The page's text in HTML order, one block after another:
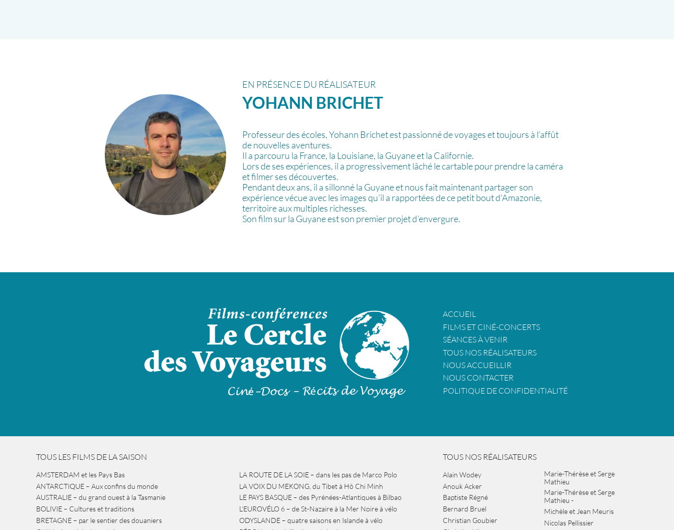
EN PRÉSENCE DU RÉALISATEUR
YOHANN BRICHET
Professeur des écoles, Yohann Brichet est passionné de voyages et toujours à l’affût
de nouvelles aventures.
Il a parcouru la France, la Louisiane, la Guyane et la Californie.
Lors de ses expériences, il a progressivement lâché le cartable pour prendre la caméra
et filmer ses découvertes.
Pendant deux ans, il a sillonné la Guyane et nous fait maintenant partager son
expérience vécue avec les images qu’il a rapportées de ce petit bout d’Amazonie,
territoire aux multiples richesses.
Son film sur la Guyane est son premier projet d’envergure.
ACCUEIL
FILMS ET CINÉ-CONCERTS
SÉANCES À VENIR
TOUS NOS RÉALISATEURS
NOUS ACCUEILLIR
NOUS CONTACTER
POLITIQUE DE CONFIDENTIALITÉ
TOUS LES FILMS DE LA SAISON
AMSTERDAM et les Pays Bas
ANTARCTIQUE – Aux confins du monde
AUSTRALIE – du grand ouest à la Tasmanie
BOLIVIE – Cultures et traditions
BRETAGNE – par le sentier des douaniers
LA ROUTE DE LA SOIE – dans les pas de Marco Polo
LA VOIX DU MEKONG, du Tibet à Hô Chi Minh
LE PAYS BASQUE – des Pyrénées-Atlantiques à Bilbao
L’EUROVÉLO 6 – de St-Nazaire à la Mer Noire à vélo
ODYSLANDE – quatre saisons en Islande à vélo
TOUS NOS RÉALISATEURS
Alain Wodey
Anouk Acker
Baptiste Régné
Bernard Bruel
Christian Goubier
Marie-Thérèse et Serge
Mathieu
Marie-Thérèse et Serge
Mathieu -
Michèle et Jean Meuris
Nicolas Pellissier